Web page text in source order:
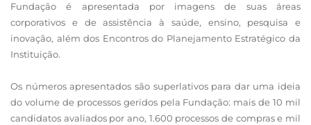
Fundação é apresentada por imagens de suas áreas
corporativos e de assistência à saúde, ensino, pesquisa e
inovação, além dos Encontros do Planejamento Estratégico da
Instituição.
Os números apresentados são superlativos para dar uma ideia
do volume de processos geridos pela Fundação: mais de 10 mil
candidatos avaliados por ano, 1.600 processos de compras e mil